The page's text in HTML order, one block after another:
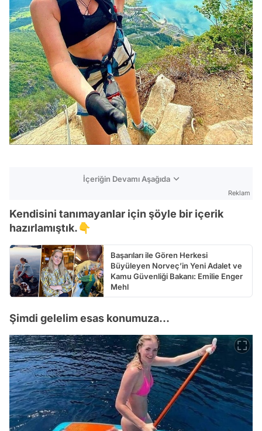
İçeriğin Devamı Aşağıda
Reklam
Kendisini tanımayanlar için şöyle bir içerik
hazırlamıştık.👇
Başarıları ile Gören Herkesi
Büyüleyen Norveç’in Yeni Adalet ve
Kamu Güvenliği Bakanı: Emilie Enger
Mehl
Şimdi gelelim esas konumuza...